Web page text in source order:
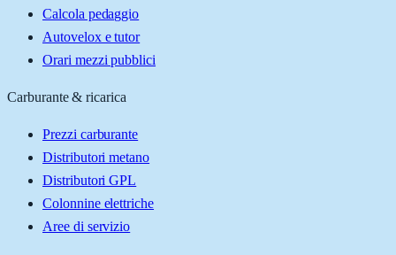
Calcola pedaggio
Autovelox e tutor
Orari mezzi pubblici
Carburante & ricarica
Prezzi carburante
Distributori metano
Distributori GPL
Colonnine elettriche
Aree di servizio